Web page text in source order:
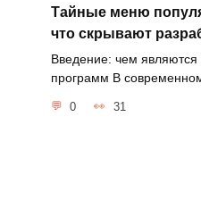
Тайные меню
что скрывают
Введение: чем
программ В
0 31